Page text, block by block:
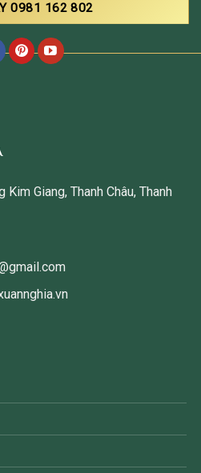
0981 162 802
Giang, Thanh Châu, Thanh